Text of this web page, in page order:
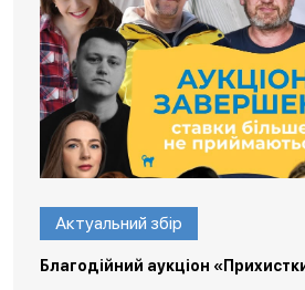
Актуальний збір
Благодійний аукціон